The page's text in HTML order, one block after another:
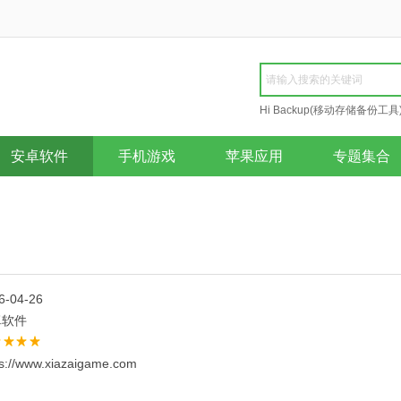
Hi Backup(移动存储备份工具
Repair
安卓软件 手机游戏 苹果应用 专题集合
04-26
件
www.xiazaigame.com